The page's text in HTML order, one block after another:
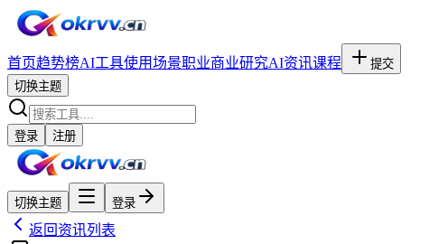
首页趋势榜AI工具使用场景职业商业研究AI资讯课程
提交
切换主题
登录 注册
切换主题 登录
返回资讯列表